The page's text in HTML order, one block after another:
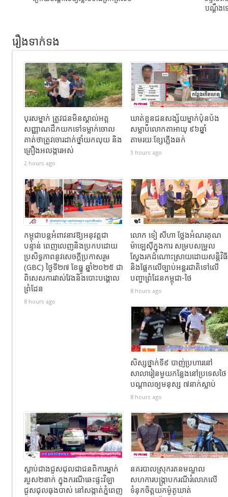
បណ្ដឹងទ
រឿងទាក់ទង
បុរសម្នាក់ ត្រូវជនមិនស្គាល់អត្ត
សញ្ញាណដឹកយកទៅទម្លាក់ចោល
គាត់ថាត្រូវចោរដាក់ថ្នាំយកលុយ និង
គ្រឿងអលង្ការអស់
2 hours ago
ឃាត់ខ្លួនជនសង្ស័យម្នាក់ប៉ុនប៉ង
សម្លាប់លោកតាអាយុ ៩៦ឆ្នាំ
តាមរយៈខ្សែភ្លើងឆក់
3 hours ago
កម្ពុជាបន្តអំពាវនាវឱ្យអនុវត្តជា
បន្ទាន់ ពេញលេញនិងប្រកបដោយ
ប្រសិទ្ធភាពនូវសេចក្តីប្រកាសរួម
(GBC) ថ្ងៃទី២៧ ខែធ្នូ ឆ្នាំ២០២៥ ជា
ពិសេសការវាស់វែងនិងបោះបង្គោល
ព្រំដែន
8 hours ago
លោក ទៀ សីហា ថ្លែងអំណរគុណ
ម៉ាឡេស៊ីក្នុងការ សម្របសម្រួល
ស្វែងរកដំណោះស្រាយដោយសន្តិវិធី
និងផ្អែកលើច្បាប់អន្តរជាតិទៅលើ
បញ្ហាព្រំដែនកម្ពុជា-ថៃ
8 hours ago
សិស្សថ្នាក់ទី៩ បាញ់ប្រហារនៅ
សាលារៀនមួយកន្លែងនៅប្រទេសថៃ
បណ្តាលឲ្យមនុស្ស ៧នាក់ស្លាប់
8 hours ago
ស្លាប់ជាងជួសជុលជាជនពិការម្នាក់
របួស២នាក់ ក្នុងករណីឆេះផ្ទះវិឡា
ជួសជុលធុងបាស់ នៅសង្កាត់ភ្នំពេញ
នគរបាលស្រុករតនមណ្ឌល
សហការបង្រ្កាបករណីរំលោភលើ
ទំនុកចិត្តយកម៉ូតូឃាត់